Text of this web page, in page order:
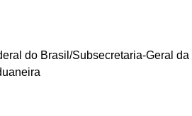
do Brasil/Subsecretaria-Geral